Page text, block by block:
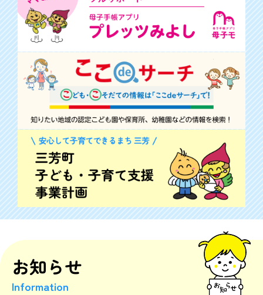
お知らせ
Information